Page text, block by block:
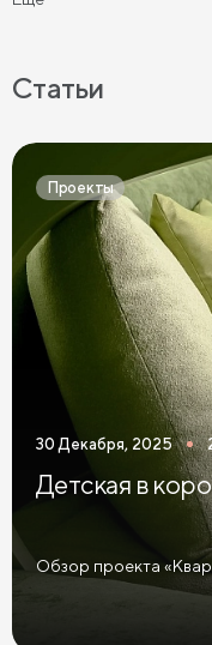
Бежевые комоды в
Зеленые комоды в
Розовые комоды в
Комоды Дуб Сонома
Комоды 3 ящика
Широкие комоды
Статьи
Проекты
30 Декабря, 2025
Детская в
Обзор проекта